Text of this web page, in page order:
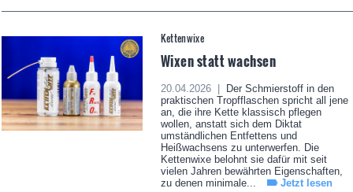
Kettenwixe
Wixen statt wachsen
20.04.2026 |
Der Schmierstoff in den
praktischen Tropfflaschen spricht all jene
an, die ihre Kette klassisch pflegen
wollen, anstatt sich dem Diktat
umständlichen Entfettens und
Heißwachsens zu unterwerfen. Die
Kettenwixe belohnt sie dafür mit seit
vielen Jahren bewährten Eigenschaften,
zu denen minimale...
Jetzt lesen